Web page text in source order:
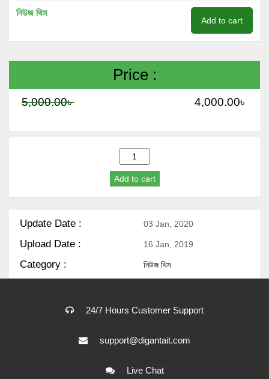
নিউজ থিম
Add to cart
Price :
5,000.00৳ 4,000.00৳
Wordpress
news
theme
quantity
Add to cart
Update Date : 03 Jan, 2020
Upload Date : 16 Jan, 2019
Category : নিউজ থিম
24/7 Hours Customer Support
support@digantait.com
Live Chat